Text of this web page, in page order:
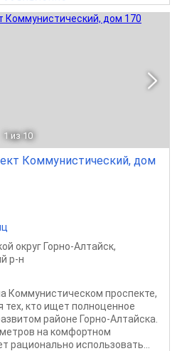
1 из 10
Коммунистический, дом
округ Горно-Алтайск,
р-н
Коммунистическом проспекте,
тех, кто ищет полноценное
районе Горно-Алтайска.
на комфортном
рационально использовать...